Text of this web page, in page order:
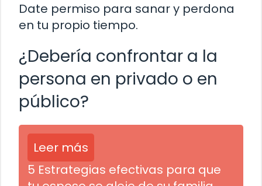
Date permiso para sanar y perdona
en tu propio tiempo.
¿Debería confrontar a la
persona en privado o en
público?
Leer más
5 Estrategias efectivas para que